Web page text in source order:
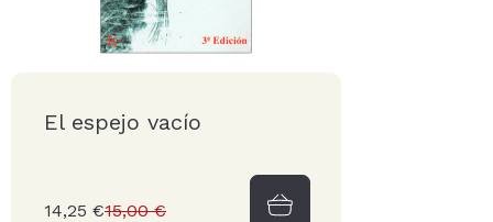
El espejo vacío
14,25 €15,00 €